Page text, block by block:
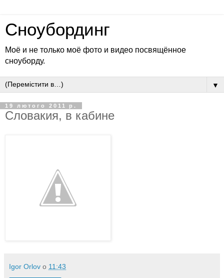
Сноубординг
Моё и не только моё фото и видео посвящённое
сноуборду.
▼
19 лютого 2011 р.
Словакия, в кабине
Igor Orlov о 11:43